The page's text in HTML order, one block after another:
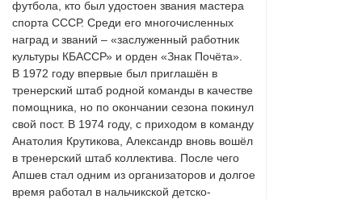
футбола, кто был удостоен звания мастера
спорта СССР. Среди его многочисленных
наград и званий – «заслуженный работник
культуры КБАССР» и орден «Знак Почёта».
В 1972 году впервые был приглашён в
тренерский штаб родной команды в качестве
помощника, но по окончании сезона покинул
свой пост. В 1974 году, с приходом в команду
Анатолия Крутикова, Александр вновь вошёл
в тренерский штаб коллектива. После чего
Апшев стал одним из организаторов и долгое
время работал в нальчикской детско-